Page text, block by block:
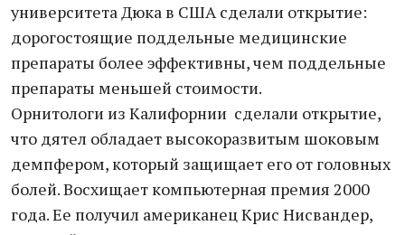
университета Дюка в США сделали открытие:
дорогостоящие поддельные медицинские
препараты более эффективны, чем поддельные
препараты меньшей стоимости.
Орнитологи из Калифорнии сделали открытие,
что дятел обладает высокоразвитым шоковым
демпфером, который защищает его от головных
болей. Восхищает компьютерная премия 2000
года. Ее получил американец Крис Нисвандер,